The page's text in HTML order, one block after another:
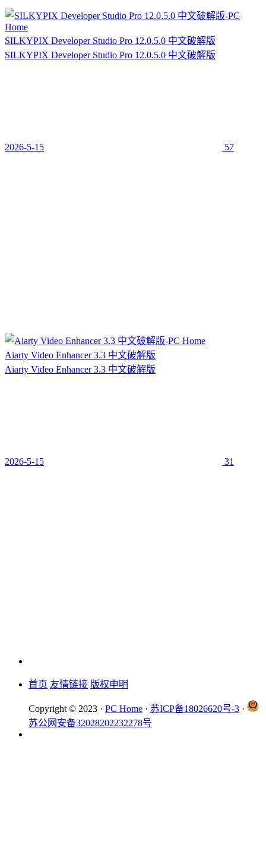
SILKYPIX Developer Studio Pro 12.0.5.0 中文破解版
SILKYPIX Developer Studio Pro 12.0.5.0 中文破解版
2026-5-15 57
Aiarty Video Enhancer 3.3 中文破解版
Aiarty Video Enhancer 3.3 中文破解版
2026-5-15 31
首页 友情链接 版权申明
Copyright © 2023 · PC Home · 苏ICP备18026620号-3 ·
苏公网安备32028202232278号